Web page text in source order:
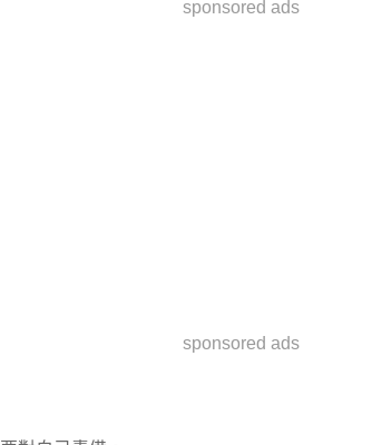
sponsored ads
sponsored ads